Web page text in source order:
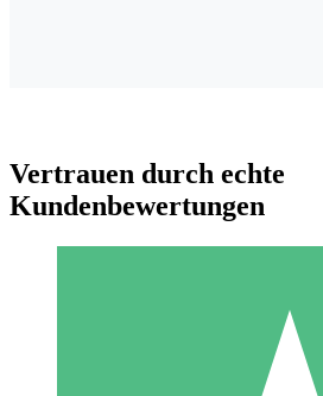
Individuelle
Vertrauen durch echte
Kundenbewertungen